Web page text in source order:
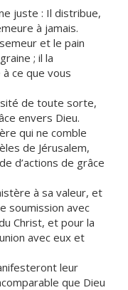
juste : Il distribue,
à jamais.
et le pain
; il la
ce que vous
de toute sorte,
envers Dieu.
qui ne comble
de Jérusalem,
d’actions de grâce
à sa valeur, et
soumission avec
Christ, et pour la
avec eux et
leur
que Dieu